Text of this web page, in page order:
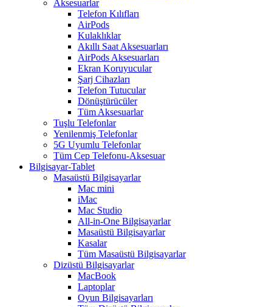
Aksesuarlar
Telefon Kılıfları
AirPods
Kulaklıklar
Akıllı Saat Aksesuarları
AirPods Aksesuarları
Ekran Koruyucular
Şarj Cihazları
Telefon Tutucular
Dönüştürücüler
Tüm Aksesuarlar
Tuşlu Telefonlar
Yenilenmiş Telefonlar
5G Uyumlu Telefonlar
Tüm Cep Telefonu-Aksesuar
Bilgisayar-Tablet
Masaüstü Bilgisayarlar
Mac mini
iMac
Mac Studio
All-in-One Bilgisayarlar
Masaüstü Bilgisayarlar
Kasalar
Tüm Masaüstü Bilgisayarlar
Dizüstü Bilgisayarlar
MacBook
Laptoplar
Oyun Bilgisayarları